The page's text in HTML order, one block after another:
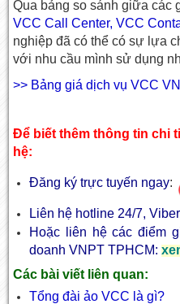
Qua bảng so sánh giữa các
VCC Call Center, VCC
nghiệp đã có thể có sự lựa
với nhu cầu mình sử dụng
>> Bảng giá dịch vụ VCC
Để biết thêm thông tin chi
hệ:
Đăng ký trực tuyến ngay:
Liên hệ hotline 24/7,
Hoặc liên hệ các điểm
doanh VNPT TPHCM:
Các bài viết liên quan:
Tổng đài ảo VCC là gì?